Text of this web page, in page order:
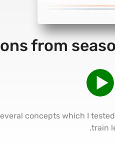
from
concepts which I
train